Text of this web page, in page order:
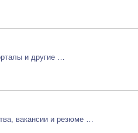
и другие …
вакансии и резюме …